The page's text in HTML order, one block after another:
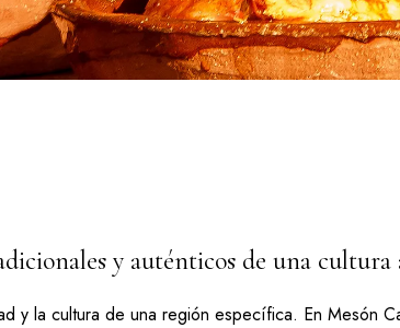
y auténticos de una cultura
y la cultura de una región específica. En Mesón